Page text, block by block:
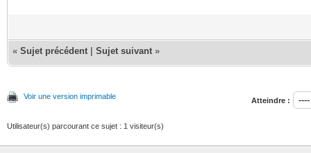
« Sujet précédent Sujet suivant »
Voir une version imprimable Atteindre :
Utilisateur(s) parcourant ce sujet : 1 visiteur(s)